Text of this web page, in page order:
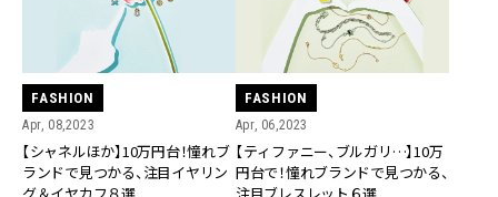
FASHION
Apr, 08,2023
【シャネルほか】10万円台！憧れブ
ランドで見つかる、注目イヤリン
FASHION
Apr, 06,2023
【ティファニー、ブルガリ…】10万
円台で！憧れブランドで見つかる、